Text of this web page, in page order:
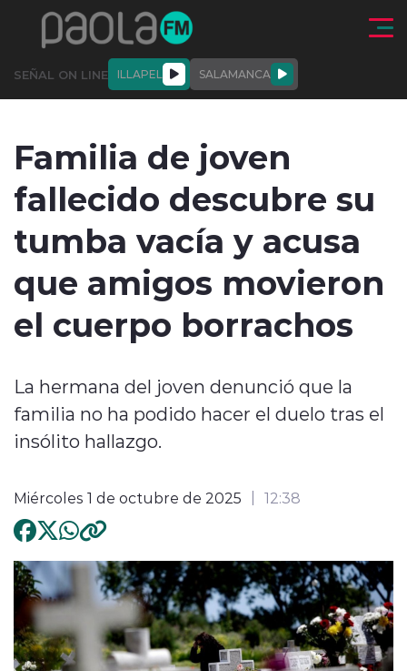
Click acá para ir directamente al contenido
SEÑAL ON LINE ILLAPEL SALAMANCA
ACTUALIDAD DEPORTES
modo claro
Familia de joven
fallecido descubre su
tumba vacía y acusa
que amigos movieron
el cuerpo borrachos
La hermana del joven denunció que la
familia no ha podido hacer el duelo tras el
insólito hallazgo.
Miércoles 1 de octubre de 2025 12:38